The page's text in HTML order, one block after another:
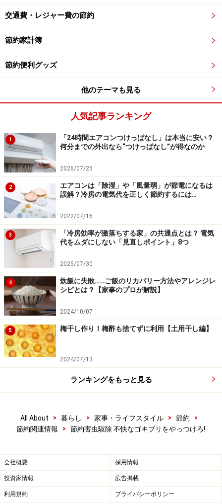
それから侵入経路として多いのは、排水溝。洗面所や風
呂、台所など、使わない時は排水溝に蓋をしておく習慣
をつけましょう。
などもよくあるパターンです。換気扇は隙間ができない
ようにフィルターをしたり、排水ホースにはネットや不
要になったストッキングで口をカバーするなどした方が
良いでしょう。
もし侵入されてもこうしておけば大丈夫！
※記事内容は執筆時点のものです。最新の内容をご確認くださ
い。
1/4 次のページへ
交通費・レジャー費の節約
節約家計簿
節約便利グッズ
他のテーマも見る
人気記事ランキング
1
「24時間エアコンつけっぱなし」は本当に安い？
何分までの外出なら“つけっぱなし”が得なのか
2026/07/25
2
エアコンは「除湿」や「風量弱」が節電になるは
誤解？冷房の電気代を正しく節約するには…
2022/07/16
3
「冷房効率が激落ちする家」の共通点とは？ 電気
代をムダにしない「見直しポイント」8つ
2025/07/30
4
炊飯に失敗……ご飯のリカバリー方法やアレンジレ
シピとは？【家事のプロが解説】
2024/10/07
5 梅干し作り！梅酢も捨てずに利用【土用干し編】
2024/07/13
ランキングをもっと見る
All About > 暮らし > 家事・ライフスタイル > 節約
>
節約関連情報
> 節約害虫駆除 不快なゴキブリをやっつけろ!
会社概要 採用情報
投資家情報 広告掲載
利用規約 プライバシーポリシー